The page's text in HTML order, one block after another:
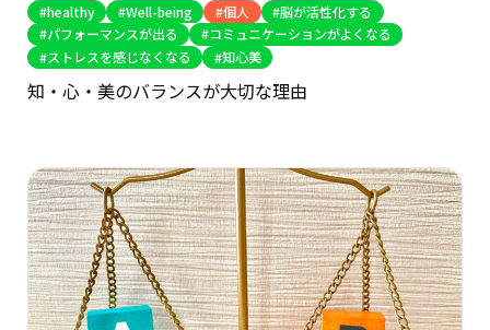
healthy Well-being 個人
脳が活性化する
パフォーマンスが出る
コミュニケーションがよくなる
ストレスを感じなくなる
知心美
知・心・美のバランスが大切な理由